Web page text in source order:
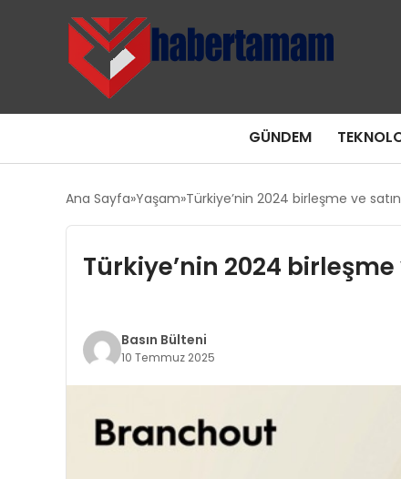
GÜNDEM
Ana Sayfa Yaşam Türkiye’nin 2024 birleşme ve
Türkiye’nin 2024
Basın Bülteni
10 Temmuz 2025